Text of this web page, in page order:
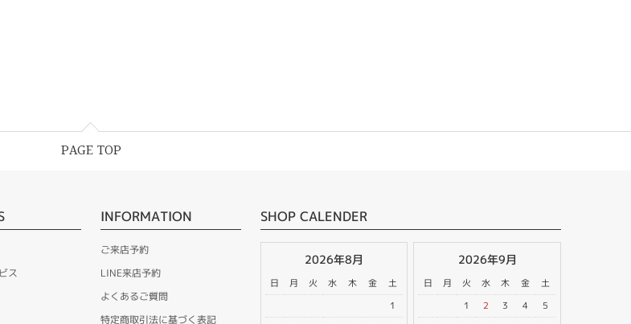
PAGE TOP
ス
INFORMATION
ご来店予約
LINE来店予約
よくあるご質問
特定商取引法に基づく表記
SHOP CALENDER
2026年8月
日 月 火 水 木 金
土
1
2026年9月
日 月 火 水 木 金
土
1
2 3 4
5